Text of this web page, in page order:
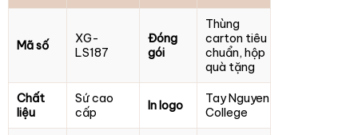
Mã số
XG-
LS187
Đóng
gói
Thùng
carton tiêu
chuẩn, hộp
quà tặng
Chất
liệu
Sứ cao
cấp
In logo
Tay Nguyen
College